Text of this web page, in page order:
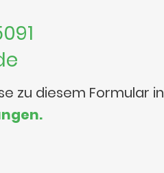
zu diesem Formular